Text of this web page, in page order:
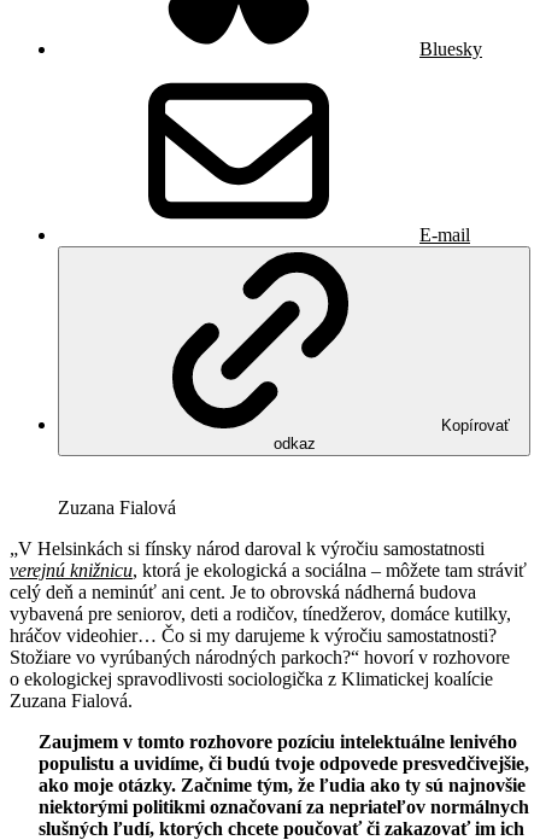
Bluesky
E-mail
Kopírovať
odkaz
Zuzana Fialová
„V Helsinkách si fínsky národ daroval k výročiu samostatnosti
verejnú knižnicu, ktorá je ekologická a sociálna – môžete tam stráviť
celý deň a neminúť ani cent. Je to obrovská nádherná budova
vybavená pre seniorov, deti a rodičov, tínedžerov, domáce kutilky,
hráčov videohier… Čo si my darujeme k výročiu samostatnosti?
Stožiare vo vyrúbaných národných parkoch?“ hovorí v rozhovore
o ekologickej spravodlivosti sociologička z Klimatickej koalície
Zuzana Fialová.
Zaujmem v tomto rozhovore pozíciu intelektuálne lenivého
populistu a uvidíme, či budú tvoje odpovede presvedčivejšie,
ako moje otázky. Začnime tým, že ľudia ako ty sú najnovšie
niektorými politikmi označovaní za nepriateľov normálnych
slušných ľudí, ktorých chcete poučovať či zakazovať im ich